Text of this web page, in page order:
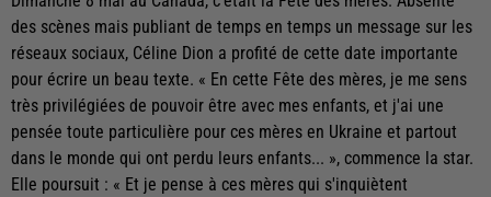
des scènes mais publiant de temps en temps un message sur les
réseaux sociaux, Céline Dion a profité de cette date importante
pour écrire un beau texte. « En cette Fête des mères, je me sens
très privilégiées de pouvoir être avec mes enfants, et j'ai une
pensée toute particulière pour ces mères en Ukraine et partout
dans le monde qui ont perdu leurs enfants... », commence la star.
Elle poursuit : « Et je pense à ces mères qui s'inquiètent